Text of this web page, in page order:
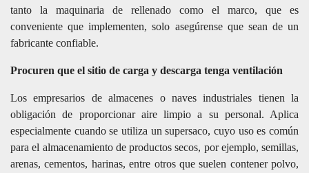
tanto la maquinaria de rellenado como el marco, que es
conveniente que implementen, solo asegúrense que sean de un
fabricante confiable.
Procuren que el sitio de carga y descarga tenga ventilación
Los empresarios de almacenes o naves industriales tienen la
obligación de proporcionar aire limpio a su personal. Aplica
especialmente cuando se utiliza un supersaco, cuyo uso es común
para el almacenamiento de productos secos, por ejemplo, semillas,
arenas, cementos, harinas, entre otros que suelen contener polvo,